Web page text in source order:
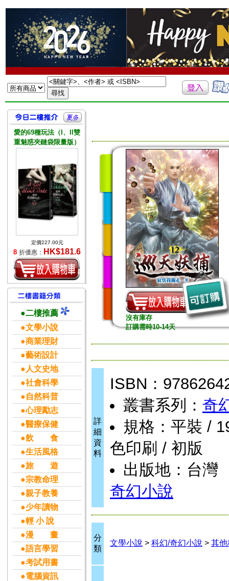
愛的69種玩法（I、II雙
重魅惑夾鏈袋限量版）
定價227.00元
8 折優惠： HK$181.6
●二樓推薦
●文學小說
●商業理財
●藝術設計
●人文史地
●社會科學
●自然科普
●心理勵志
●醫療保健
●飲 食
●生活風格
●旅 遊
●宗教命理
●親子教養
●少年讀物
●輕 小 說
●漫 畫
●語言學習
●考試用書
●電腦資訊
沒有庫存
訂購需時10-14天
詳
細
資
料
ISBN：
叢書系列： 奇
規格：平裝 /
色印刷 / 初版
出版地：台灣
奇幻小說
分
類
文學小說 > 科幻/奇幻小說 > 其